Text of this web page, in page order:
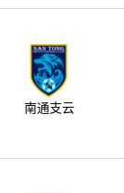
南通支云